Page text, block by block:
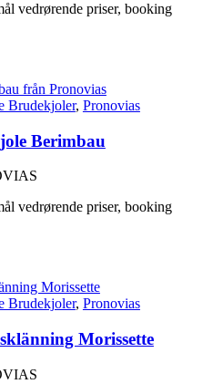
vedrørende priser, booking
Brudekjoler, Pronovias
Berimbau
vedrørende priser, booking
Brudekjoler, Pronovias
Morissette